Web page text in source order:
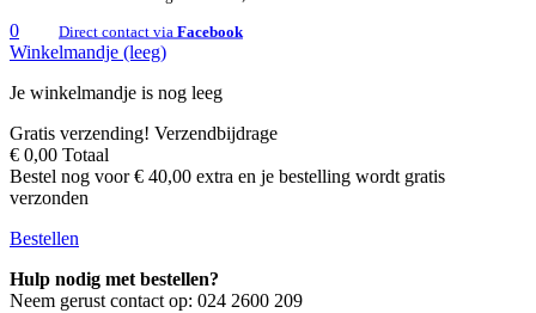
Direct contact via Facebook
0
Winkelmandje (leeg)
Je winkelmandje is nog leeg
Gratis verzending! Verzendbijdrage
€ 0,00 Totaal
Bestel nog voor € 40,00 extra en je bestelling wordt gratis
verzonden
Bestellen
Hulp nodig met bestellen?
Neem gerust contact op: 024 2600 209